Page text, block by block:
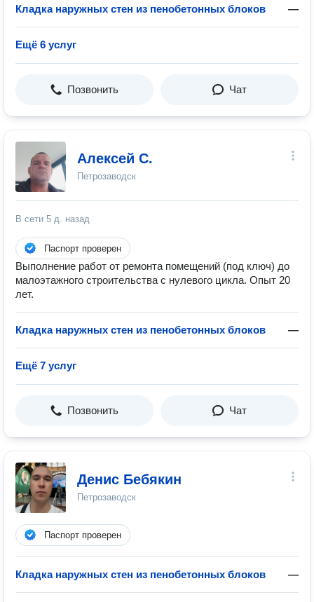
Кладка наружных стен из пенобетонных блоков —
Ещё 6 услуг
Позвонить Чат
Алексей С.
Петрозаводск
В сети 5 д. назад
Паспорт проверен
Выполнение работ от ремонта помещений (под ключ) до
малоэтажного строительства с нулевого цикла. Опыт 20
лет.
Кладка наружных стен из пенобетонных блоков —
Ещё 7 услуг
Позвонить Чат
Денис Бебякин
Петрозаводск
Паспорт проверен
Кладка наружных стен из пенобетонных блоков —